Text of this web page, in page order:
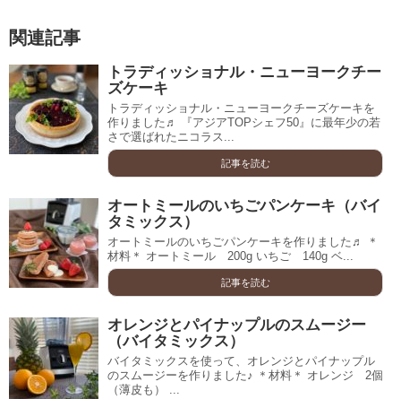
関連記事
トラディッショナル・ニューヨークチー
ズケーキ
トラディッショナル・ニューヨークチーズケーキを
作りました♬ 『アジアTOPシェフ50』に最年少の若
さで選ばれたニコラス...
記事を読む
オートミールのいちごパンケーキ（バイ
タミックス）
オートミールのいちごパンケーキを作りました♬ ＊
材料＊ オートミール 200g いちご 140g ベ...
記事を読む
オレンジとパイナップルのスムージー
（バイタミックス）
バイタミックスを使って、オレンジとパイナップル
のスムージーを作りました♪ ＊材料＊ オレンジ 2個
（薄皮も） ...